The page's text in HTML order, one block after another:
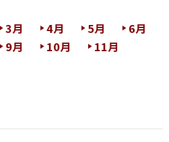
3月 4月 5月
6月
9月 10月
11月